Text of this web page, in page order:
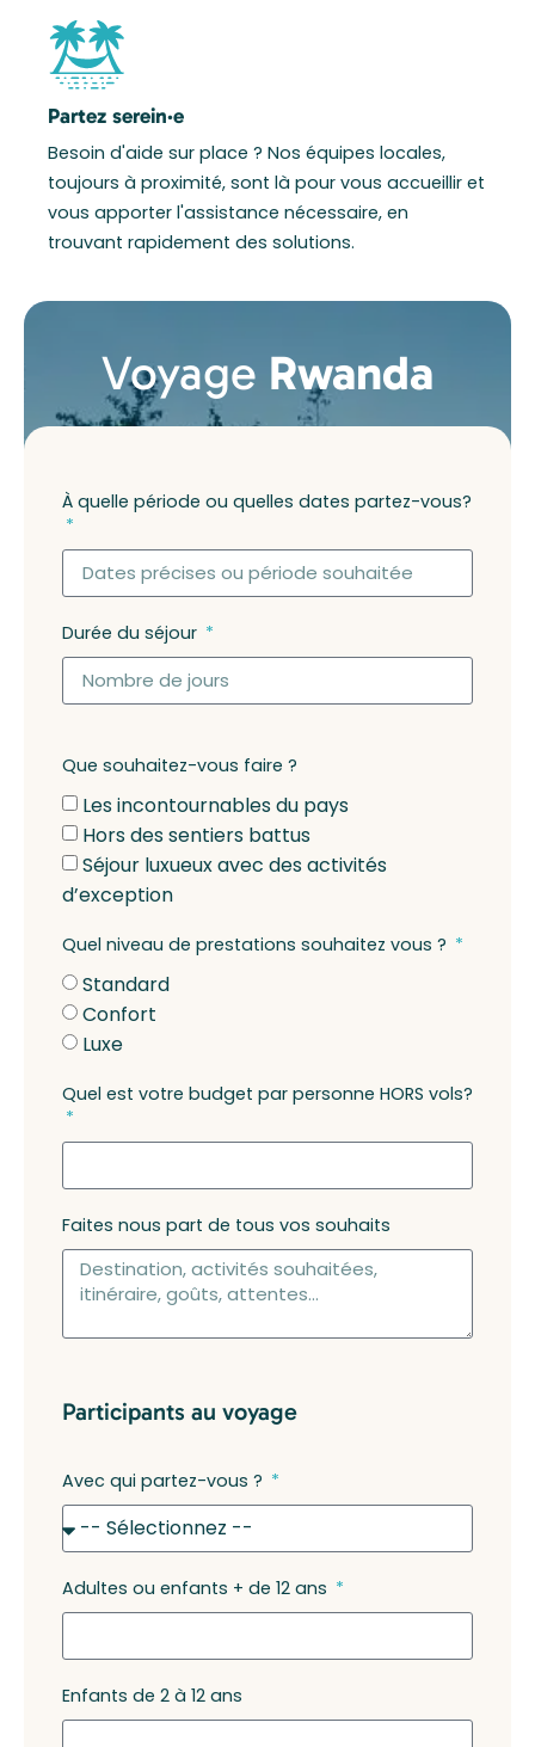
Partez serein·e
Besoin d'aide sur place ? Nos équipes locales,
toujours à proximité, sont là pour vous accueillir et
vous apporter l'assistance nécessaire, en
trouvant rapidement des solutions.
Voyage Rwanda
À quelle période ou quelles dates partez-vous?
Durée du séjour
Que souhaitez-vous faire ?
Les incontournables du pays
Hors des sentiers battus
Séjour luxueux avec des activités
d’exception
Quel niveau de prestations souhaitez vous ?
Standard
Confort
Luxe
Quel est votre budget par personne HORS vols?
Faites nous part de tous vos souhaits
Participants au voyage
Avec qui partez-vous ?
Adultes ou enfants + de 12 ans
Enfants de 2 à 12 ans